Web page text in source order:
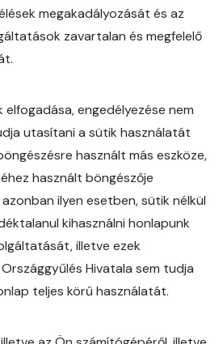
megakadályozását és az
zavartalan és megfelelő
engedélyezése nem
utasítani a sütik használatát
használt más eszköze,
használt böngészője
ilyen esetben, sütik nélkül
kihasználni honlapunk
illetve ezek
Hivatala sem tudja
teljes körű használatát.